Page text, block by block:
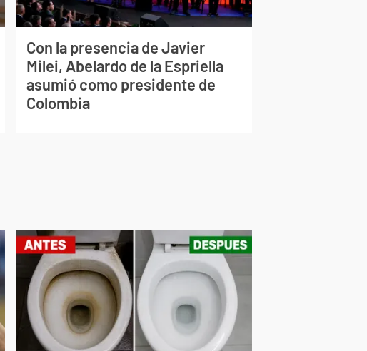
Con la presencia de Javier
Milei, Abelardo de la Espriella
asumió como presidente de
Colombia